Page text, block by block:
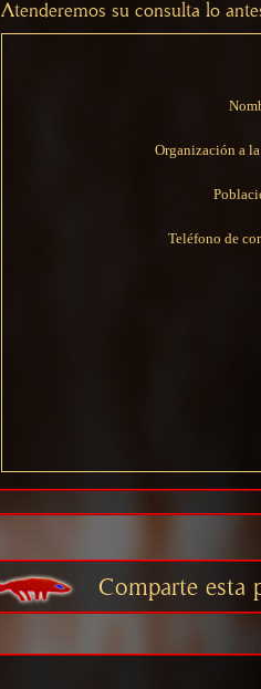
Atenderemos su consulta lo
Organización a
Teléfono de
Comparte esta